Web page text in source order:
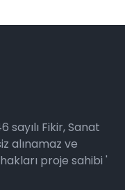
Fikir, Sanat
alınamaz ve
proje sahibi '